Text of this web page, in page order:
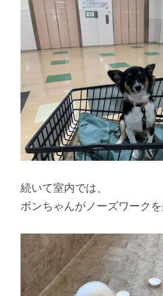
続いて室内では、
ボンちゃんがノーズワークを